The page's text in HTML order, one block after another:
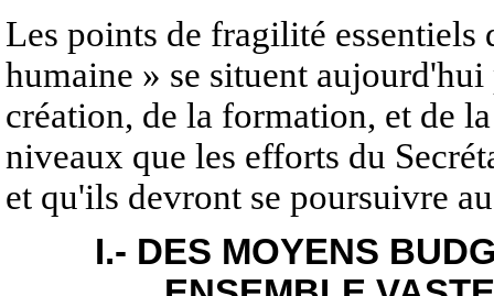
Les points de fragilité essentiels
humaine » se situent
création, de la formation, et de
niveaux que les efforts du
et qu'ils devront se poursuivre
I.- DES MOYENS